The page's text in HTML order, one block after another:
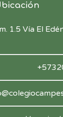
1.5 Vía El